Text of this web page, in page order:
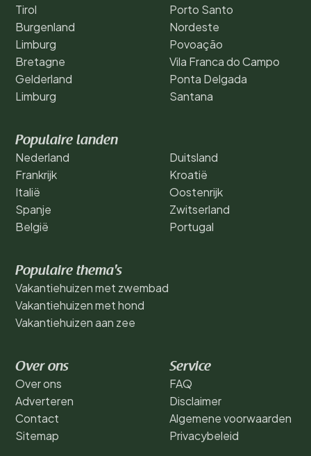
Tirol
Burgenland
Limburg
Bretagne
Gelderland
Limburg
Porto Santo
Nordeste
Povoação
Vila Franca do Campo
Ponta Delgada
Santana
Populaire landen
Nederland
Frankrijk
Italië
Spanje
België
Duitsland
Kroatië
Oostenrijk
Zwitserland
Portugal
Populaire thema's
Vakantiehuizen met zwembad
Vakantiehuizen met hond
Vakantiehuizen aan zee
Over ons
Over ons
Adverteren
Contact
Sitemap
Service
FAQ
Disclaimer
Algemene voorwaarden
Privacybeleid